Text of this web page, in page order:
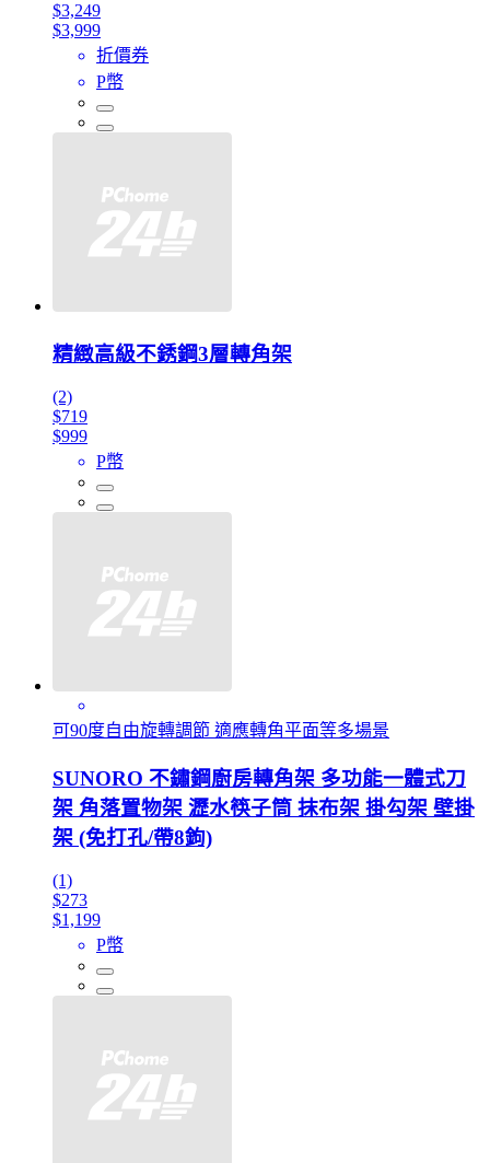
$3,249
$3,999
折價券
P幣
精緻高級不銹鋼3層轉角架
(2)
$719
$999
P幣
可90度自由旋轉調節 適應轉角平面等多場景
SUNORO 不鏽鋼廚房轉角架 多功能一體式刀
架 角落置物架 瀝水筷子筒 抹布架 掛勾架 壁掛
架 (免打孔/帶8鉤)
(1)
$273
$1,199
P幣